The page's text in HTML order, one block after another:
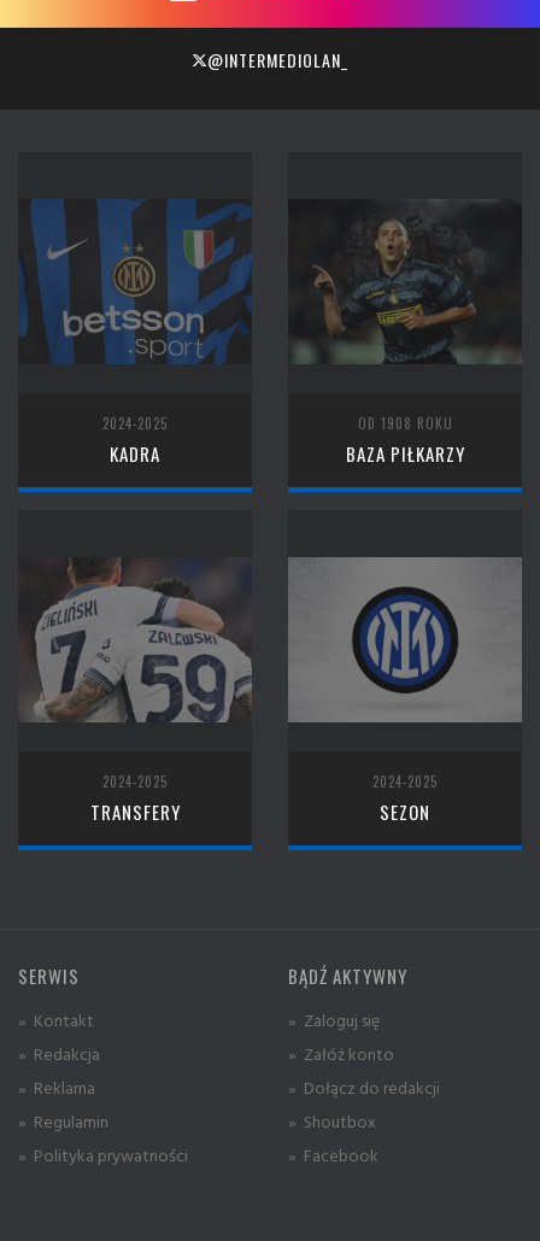
@INTERMEDIOLAN_
2024-2025
KADRA
OD 1908 ROKU
BAZA PIŁKARZY
2024-2025
TRANSFERY
2024-2025
SEZON
SERWIS
» Kontakt
» Redakcja
» Reklama
» Regulamin
» Polityka prywatności
BĄDŹ AKTYWNY
» Zaloguj się
» Załóż konto
» Dołącz do redakcji
» Shoutbox
» Facebook